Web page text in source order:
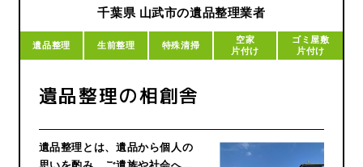
う！』を心掛けて活動させてい
千葉県 山武市の遺品整理業者
遺品整理 生前整理 特殊清掃
空家
片付け
ゴミ屋敷
片付け
遺品整理の相創舎
遺品整理とは、遺品から個人の